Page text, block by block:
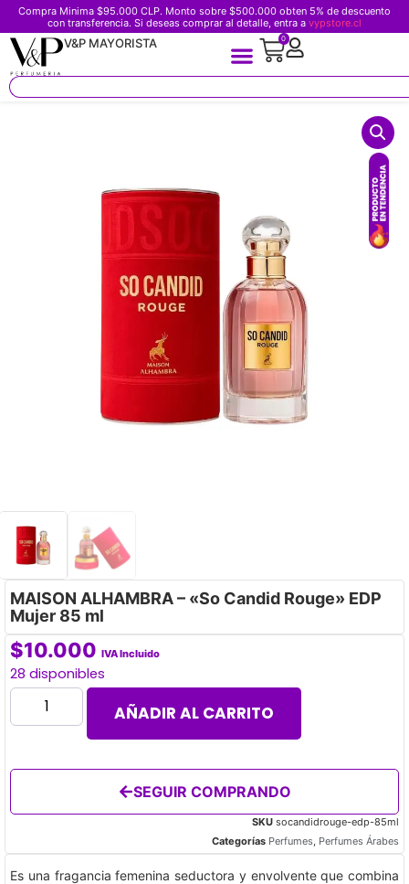
Compra Minima $95.000 CLP. Monto sobre $500.000 obten 5% de descuento
con transferencia. Si deseas comprar al detalle, entra a vypstore.cl
V&P MAYORISTA 0
MAISON ALHAMBRA – «So Candid Rouge» EDP
Mujer 85 ml
$10.000 IVA Incluido
28 disponibles
AÑADIR AL CARRITO
SEGUIR COMPRANDO
SKU socandidrouge-edp-85ml
Categorías Perfumes, Perfumes Árabes
Es una fragancia femenina seductora y envolvente que combina